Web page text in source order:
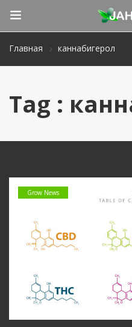
Главная каннабигерол
Tag :
Grow News